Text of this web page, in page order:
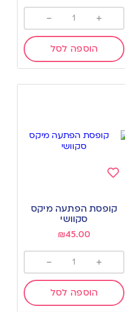
+
-
הוספה לסל
to
wishlist
קופסת הפתעה מיקס
סקוושי
₪45.00
+
-
הוספה לסל